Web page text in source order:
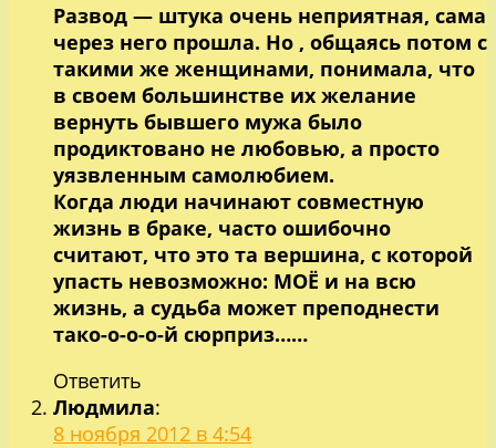
Развод — штука очень неприятная, сама
через него прошла. Но , общаясь потом с
такими же женщинами, понимала, что
в своем большинстве их желание
вернуть бывшего мужа было
продиктовано не любовью, а просто
уязвленным самолюбием.
Когда люди начинают совместную
жизнь в браке, часто ошибочно
считают, что это та вершина, с которой
упасть невозможно: МОЁ и на всю
жизнь, а судьба может преподнести
тако-о-о-о-й сюрприз……
Ответить
Людмила:
8 ноября 2012 в 4:54